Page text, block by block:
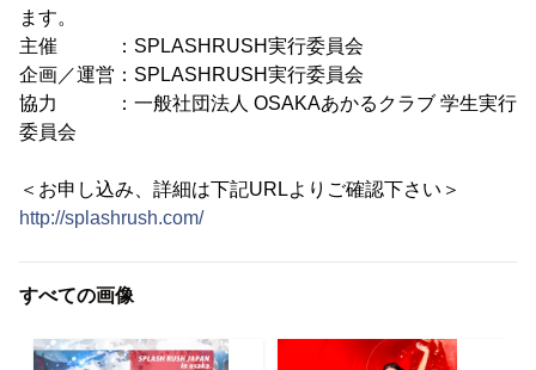
ます。
主催 ：SPLASHRUSH実行委員会
企画／運営：SPLASHRUSH実行委員会
協力 ：一般社団法人 OSAKAあかるクラブ 学生実行
委員会
＜お申し込み、詳細は下記URLよりご確認下さい＞
http://splashrush.com/
すべての画像